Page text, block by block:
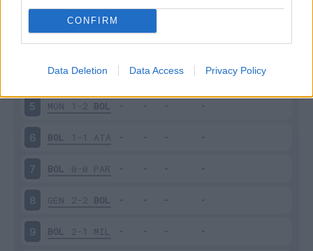
CONFIRM
Data Deletion Data Access Privacy Policy
2 NAP 3-0 BOL
3 BOL 1-1 EMP
COM 2-2 BOL
5 MON 1-2 BOL
6 BOL 1-1 ATA
7 BOL 0-0 PAR
8 GEN 2-2 BOL
9 BOL 2-1 MIL